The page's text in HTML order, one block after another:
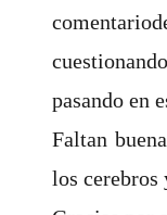
pasando en
Faltan
los